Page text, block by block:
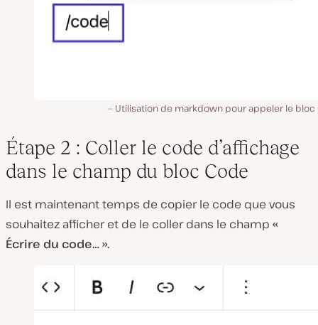
Utilisation de markdown pour appeler le bloc
Étape 2 : Coller le code d’affichage
dans le champ du bloc Code
Il est maintenant temps de copier le code que vous
souhaitez afficher et de le coller dans le champ «
Écrire du code… ».